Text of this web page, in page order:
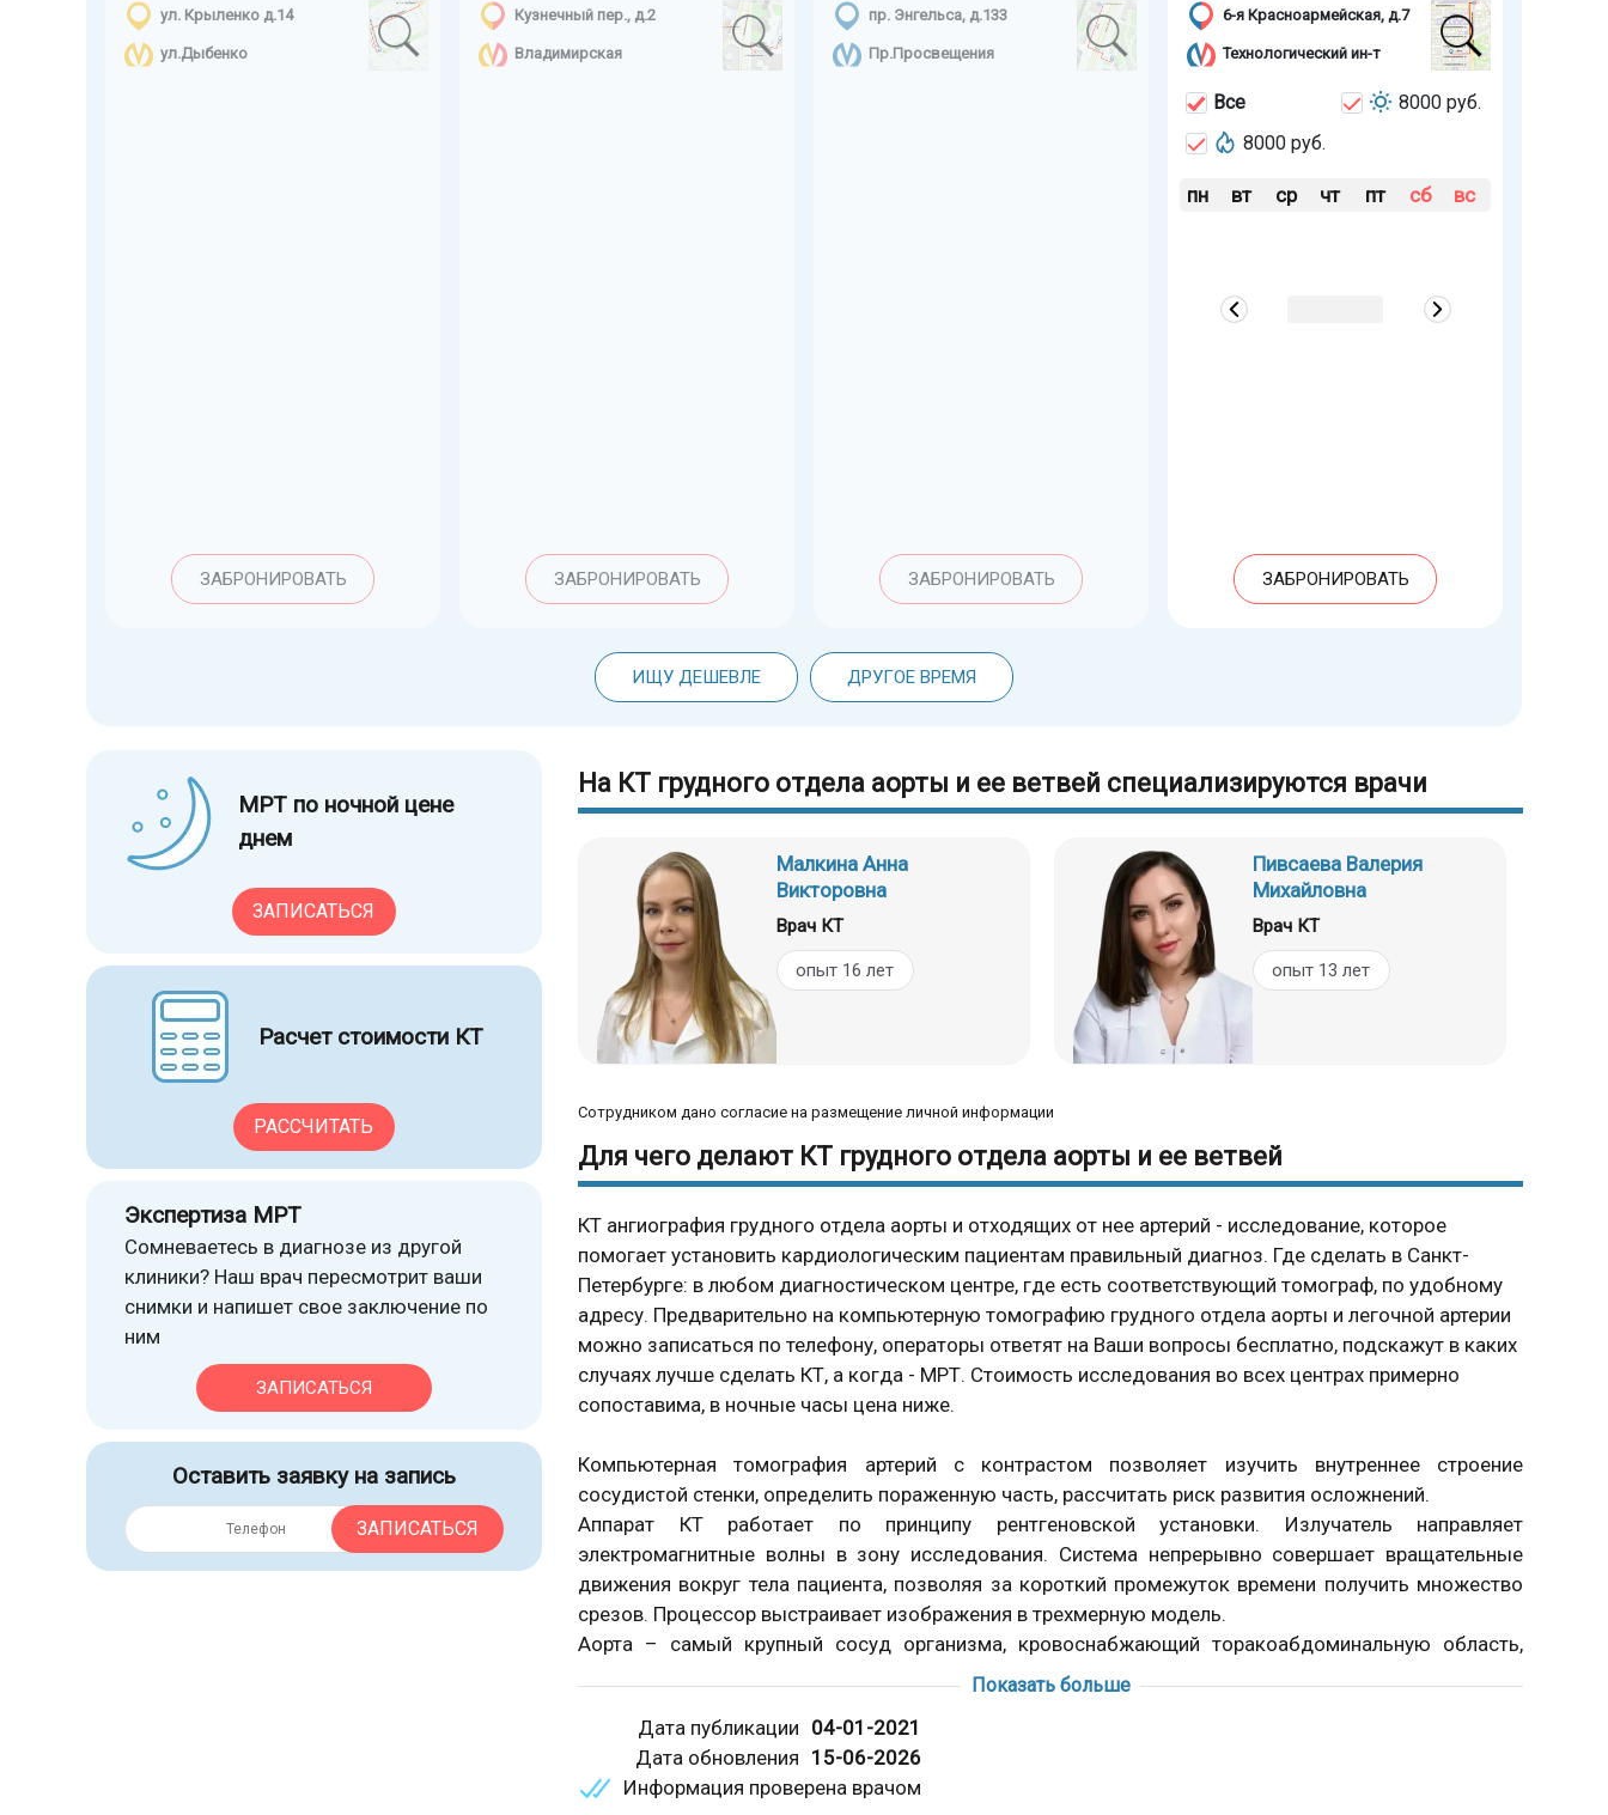
ул. Крыленко д.14
ул.Дыбенко
ЗАБРОНИРОВАТЬ
Кузнечный пер., д.2
Владимирская
ЗАБРОНИРОВАТЬ
пр. Энгельса, д.133
Пр.Просвещения
ЗАБРОНИРОВАТЬ
6-я Красноармейская, д.7
Технологический ин-т
Все
8000 руб.
8000 руб.
пн вт ср чт пт сб вс
ЗАБРОНИРОВАТЬ
ИЩУ ДЕШЕВЛЕ ДРУГОЕ ВРЕМЯ
МРТ по ночной цене
днем
ЗАПИСАТЬСЯ
Расчет стоимости КТ
РАССЧИТАТЬ
Экспертиза МРТ
Сомневаетесь в диагнозе из другой
клиники? Наш врач пересмотрит ваши
снимки и напишет свое заключение по
ним
ЗАПИСАТЬСЯ
Оставить заявку на запись
ЗАПИСАТЬСЯ
На КТ грудного отдела аорты и ее ветвей специализируются врачи
Малкина Анна
Викторовна
Врач КТ
опыт 16 лет
Пивсаева Валерия
Михайловна
Врач КТ
опыт 13 лет
Сотрудником дано согласие на размещение личной информации
Для чего делают КТ грудного отдела аорты и ее ветвей
КТ ангиография грудного отдела аорты и отходящих от нее артерий - исследование, которое
помогает установить кардиологическим пациентам правильный диагноз. Где сделать в Санкт-
Петербурге: в любом диагностическом центре, где есть соответствующий томограф, по удобному
адресу. Предварительно на компьютерную томографию грудного отдела аорты и легочной артерии
можно записаться по телефону, операторы ответят на Ваши вопросы бесплатно, подскажут в каких
случаях лучше сделать КТ, а когда - МРТ. Стоимость исследования во всех центрах примерно
сопоставима, в ночные часы цена ниже.
Компьютерная томография артерий с контрастом позволяет изучить внутреннее строение
сосудистой стенки, определить пораженную часть, рассчитать риск развития осложнений.
Аппарат КТ работает по принципу рентгеновской установки. Излучатель направляет
электромагнитные волны в зону исследования. Система непрерывно совершает вращательные
движения вокруг тела пациента, позволяя за короткий промежуток времени получить множество
срезов. Процессор выстраивает изображения в трехмерную модель.
Аорта – самый крупный сосуд организма, кровоснабжающий торакоабдоминальную область,
структуры головы и шеи. Ствол берет начало из левого желудочка сердца, заканчивается на уровне
грудной (верхний) и брюшной сегменты. Отрезки дают ветви, обеспечивая поступление кислорода
к окружающим тканям.
Торакальный отдел сосуда выходит из дуги аорты в средостении и питает:
Показать больше
Дата публикации 04-01-2021
Дата обновления 15-06-2026
Информация проверена врачом